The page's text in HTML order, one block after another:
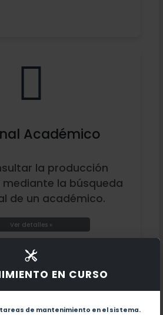
EN CURSO
de mantenimiento en el sistema.
Académico
la producción
la búsqueda
de un académico.
Ver detalles »